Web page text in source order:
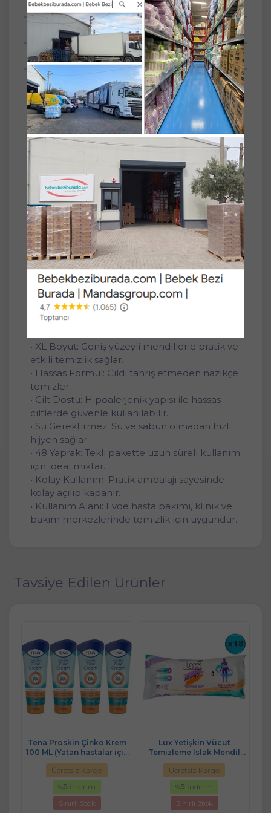
Tüm Yorumlar
Tüm Sorular
Anket
Paket İçeriği/Set 4'lü
Yaprak Adeti 48
Plastik Kapaklı
Prosafe Hasta Vücut Temizleme Islak Mendil
Havlu 48 Yaprak XL (4 Lü Set) Plastik Kapak
Prosafe Hasta Vücut Temizleme Islak Mendil,
su ve sabun gerektirmeden hijyenik temizlik
sağlar. XL boyutlu yumuşak mendilleri
sayesinde cildi nazikçe temizlerken ferahlık
hissi sunar. Hassas ciltler için özel olarak
geliştirilmiş hipoalerjenik formülüyle evde,
hastanede ve bakım merkezlerinde güvenle
kullanılabilir.
• XL Boyut: Geniş yüzeyli mendillerle pratik ve
etkili temizlik sağlar.
• Hassas Formül: Cildi tahriş etmeden nazikçe
temizler.
• Cilt Dostu: Hipoalerjenik yapısı ile hassas
ciltlerde güvenle kullanılabilir.
• Su Gerektirmez: Su ve sabun olmadan hızlı
hijyen sağlar.
• 48 Yaprak: Tekli pakette uzun süreli kullanım
için ideal miktar.
• Kolay Kullanım: Pratik ambalajı sayesinde
kolay açılıp kapanır.
• Kullanım Alanı: Evde hasta bakımı, klinik ve
bakım merkezlerinde temizlik için uygundur.
Tavsiye Edilen Ürünler
Tena Proskin Çinko Krem
100 ML (Yatan hastalar için
Koruyucu - Onarıcı) (4 Lü
Set)
Ücretsiz Kargo
%5 İndirim
Sınırlı Stok
Lux Yetişkin Vücut
Temizleme Islak Mendil
Havlu 50 Yaprak XL (18 Li
Set)
Ücretsiz Kargo
%5 İndirim
Sınırlı Stok